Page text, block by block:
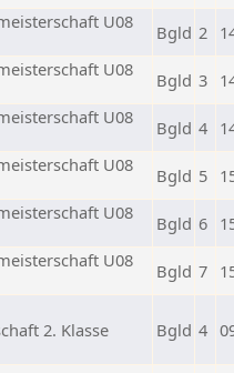
U08
Bgld 2
U08
Bgld 3
U08
Bgld 4
U08
Bgld 5
U08
Bgld 6
U08
Bgld 7
2. Klasse
Bgld 4